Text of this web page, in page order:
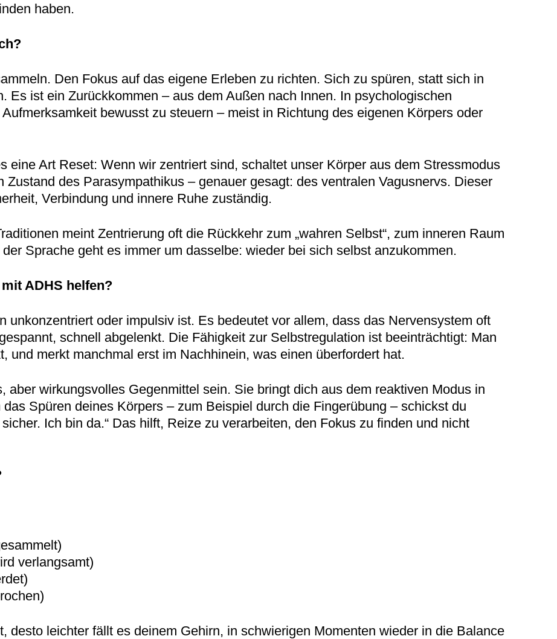
haben.
Den Fokus auf das eigene Erleben zu richten. Sich zu spüren, statt sich in
Es ist ein Zurückkommen – aus dem Außen nach Innen. In psychologischen
bewusst zu steuern – meist in Richtung des eigenen Körpers oder
eine Art Reset: Wenn wir zentriert sind, schaltet unser Körper aus dem Stressmodus
Zustand des Parasympathikus – genauer gesagt: des ventralen Vagusnervs. Dieser
Verbindung und innere Ruhe zuständig.
meint Zentrierung oft die Rückkehr zum „wahren Selbst“, zum inneren Raum
Sprache geht es immer um dasselbe: wieder bei sich selbst anzukommen.
ADHS helfen?
unkonzentriert oder impulsiv ist. Es bedeutet vor allem, dass das Nervensystem oft
schnell abgelenkt. Die Fähigkeit zur Selbstregulation ist beeinträchtigt: Man
und merkt manchmal erst im Nachhinein, was einen überfordert hat.
aber wirkungsvolles Gegenmittel sein. Sie bringt dich aus dem reaktiven Modus in
Spüren deines Körpers – zum Beispiel durch die Fingerübung – schickst du
Ich bin da.“ Das hilft, Reize zu verarbeiten, den Fokus zu finden und nicht
verlangsamt)
desto leichter fällt es deinem Gehirn, in schwierigen Momenten wieder in die Balance